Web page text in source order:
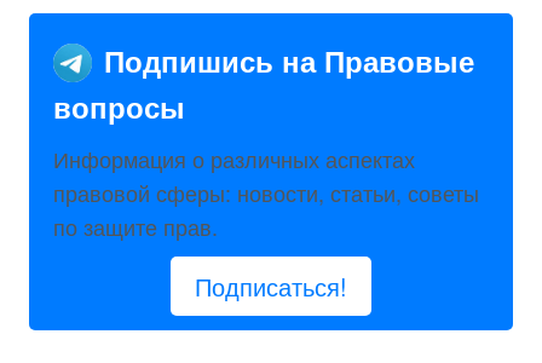
Подпишись на Правовые
вопросы
Информация о различных аспектах
правовой сферы: новости, статьи, советы
по защите прав.
Подписаться!